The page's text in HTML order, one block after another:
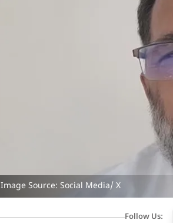
Image Source: Social Media/ X
Follow Us: